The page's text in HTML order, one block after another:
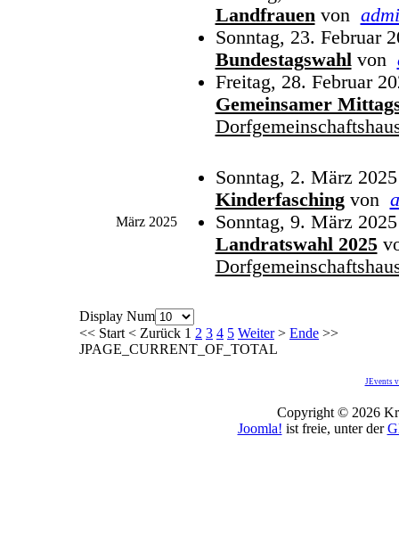
Landfrauenvon
Sonntag, 23. Februar
Bundestagswahlvon
Freitag, 28. Februar
Gemeinsamer
März 2025
Sonntag, 2. März
Kinderfaschingvon
Sonntag, 9. März
Landratswahl 2025
Display Num
<< Start < Zurück 1 2 3 4 5 Weiter> Ende >>
JPAGE_CURRENT_OF_TOTAL
JEvents
Copyright © 2026
Joomla! ist freie, unter der